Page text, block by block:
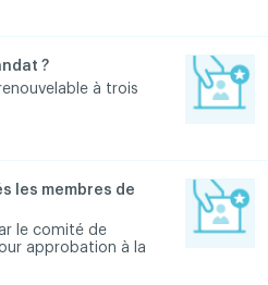
?
à trois
les membres de
le comité de
approbation à la